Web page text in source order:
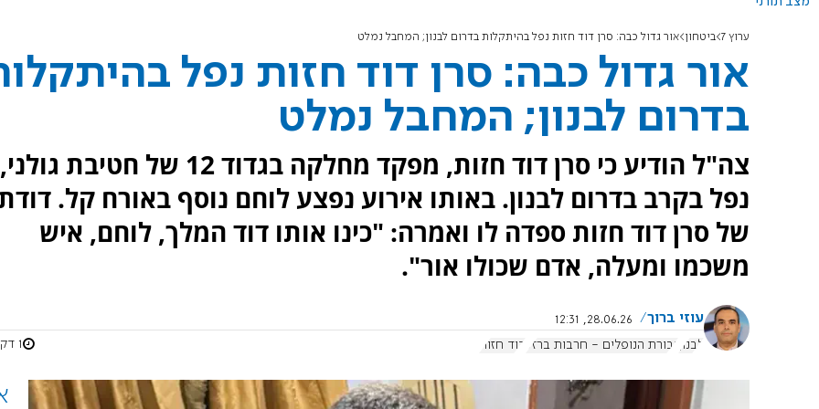
ערוץ 7 ביטחון אור גדול כבה: סרן דוד חזות נפל בהיתקלות בדרום לבנון; המחבל נמלט
אור גדול כבה: סרן דוד חזות נפל
בדרום לבנון; המחבל נמלט
צה"ל הודיע כי סרן דוד חזות, מפקד מחלקה בגדוד 12 של חטיבת גולני,
נפל בקרב בדרום לבנון. באותו אירוע נפצע לוחם נוסף באורח קל.
של סרן דוד חזות ספדה לו ואמרה: "כינו אותו דוד המלך, לוחם, איש
משכמו ומעלה, אדם שכולו אור".
עוזי ברוך
28.06.26, 12:31
לבנון
גבורת הנופלים - חרבות ברזל דוד חזות 1 דקות